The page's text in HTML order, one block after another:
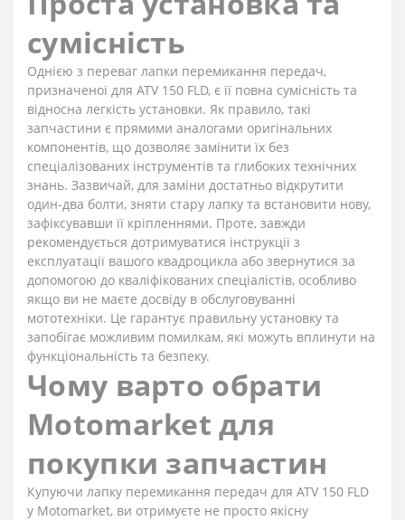
сумісність
Однією з переваг лапки перемикання передач,
призначеної для ATV 150 FLD, є її повна сумісність та
відносна легкість установки. Як правило, такі
запчастини є прямими аналогами оригінальних
компонентів, що дозволяє замінити їх без
спеціалізованих інструментів та глибоких технічних
знань. Зазвичай, для заміни достатньо відкрутити
один-два болти, зняти стару лапку та встановити нову,
зафіксувавши її кріпленнями. Проте, завжди
рекомендується дотримуватися інструкції з
експлуатації вашого квадроцикла або звернутися за
допомогою до кваліфікованих спеціалістів, особливо
якщо ви не маєте досвіду в обслуговуванні
мототехніки. Це гарантує правильну установку та
запобігає можливим помилкам, які можуть вплинути на
функціональність та безпеку.
Чому варто обрати
Motomarket для
покупки запчастин
Купуючи лапку перемикання передач для ATV 150 FLD
у Motomarket, ви отримуєте не просто якісну